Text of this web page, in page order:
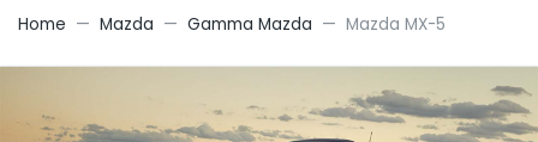
Home Mazda Gamma Mazda Mazda MX-5